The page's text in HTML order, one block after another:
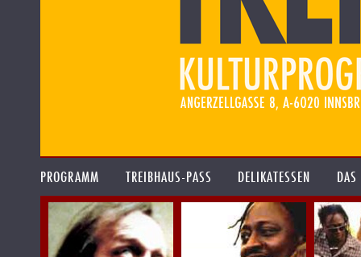
PROGRAMM TREIBHAUS-PASS DELIKATESSEN